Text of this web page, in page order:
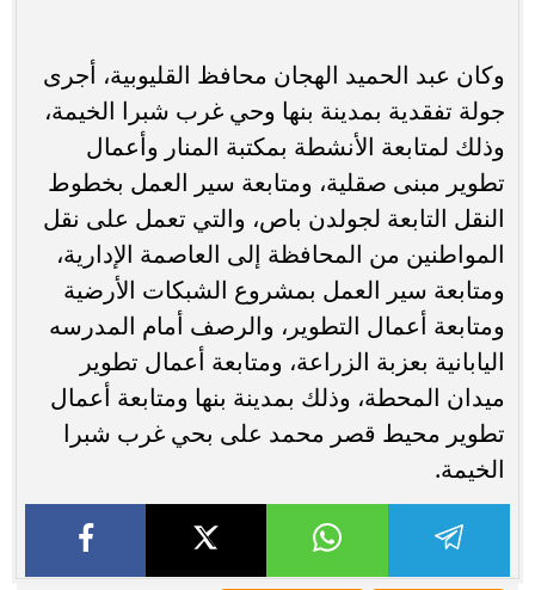
وكان عبد الحميد الهجان محافظ القليوبية، أجرى
جولة تفقدية بمدينة بنها وحي غرب شبرا الخيمة،
وذلك لمتابعة الأنشطة بمكتبة المنار وأعمال
تطوير مبنى صقلية، ومتابعة سير العمل بخطوط
النقل التابعة لجولدن باص، والتي تعمل على نقل
المواطنين من المحافظة إلى العاصمة الإدارية،
ومتابعة سير العمل بمشروع الشبكات الأرضية
ومتابعة أعمال التطوير، والرصف أمام المدرسه
اليابانية بعزبة الزراعة، ومتابعة أعمال تطوير
ميدان المحطة، وذلك بمدينة بنها ومتابعة أعمال
تطوير محيط قصر محمد على بحي غرب شبرا
الخيمة.